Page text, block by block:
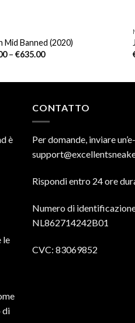
Mid Banned (2020)
–€635.00
è
le
di
CONTATTO
Per domande, inviare
Rispondi entro 24 ore
Numero di
NL862714242B01
CVC: 83069852